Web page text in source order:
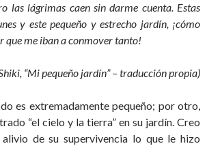
las lágrimas caen sin darme cuenta. Estas
y este pequeño y estrecho jardín, ¡cómo
que me iban a conmover tanto!
“Mi pequeño jardín” – traducción propia)
es extremadamente pequeño; por otro,
“el cielo y la tierra” en su jardín. Creo
de su supervivencia lo que le hizo